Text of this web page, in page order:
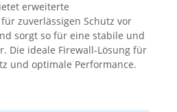
erweiterte
zuverlässigen Schutz vor
sorgt so für eine stabile und
Die ideale Firewall-Lösung für
und optimale Performance.